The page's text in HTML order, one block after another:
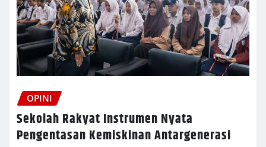
OPINI
Sekolah Rakyat Instrumen Nyata
Pengentasan Kemiskinan Antargenerasi